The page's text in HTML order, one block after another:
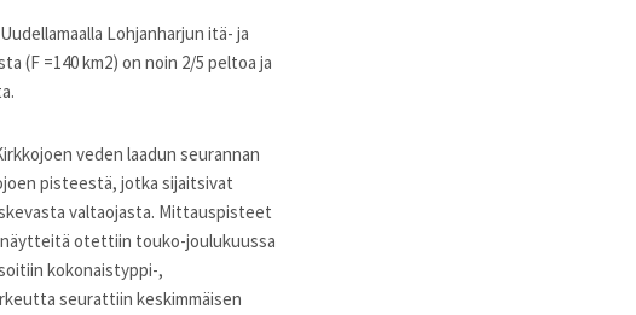
Lohjanharjun itä- ja
(F =140 km2) on noin 2/5 peltoa ja
veden laadun seurannan
pisteestä, jotka sijaitsivat
valtaojasta. Mittauspisteet
näytteitä otettiin touko-joulukuussa
kokonaistyppi-,
seurattiin keskimmäisen